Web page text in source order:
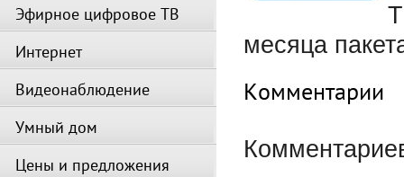
месяца
Комментарии
Эфирное цифровое ТВ
Интернет
Видеонаблюдение
Умный дом
Цены и предложения